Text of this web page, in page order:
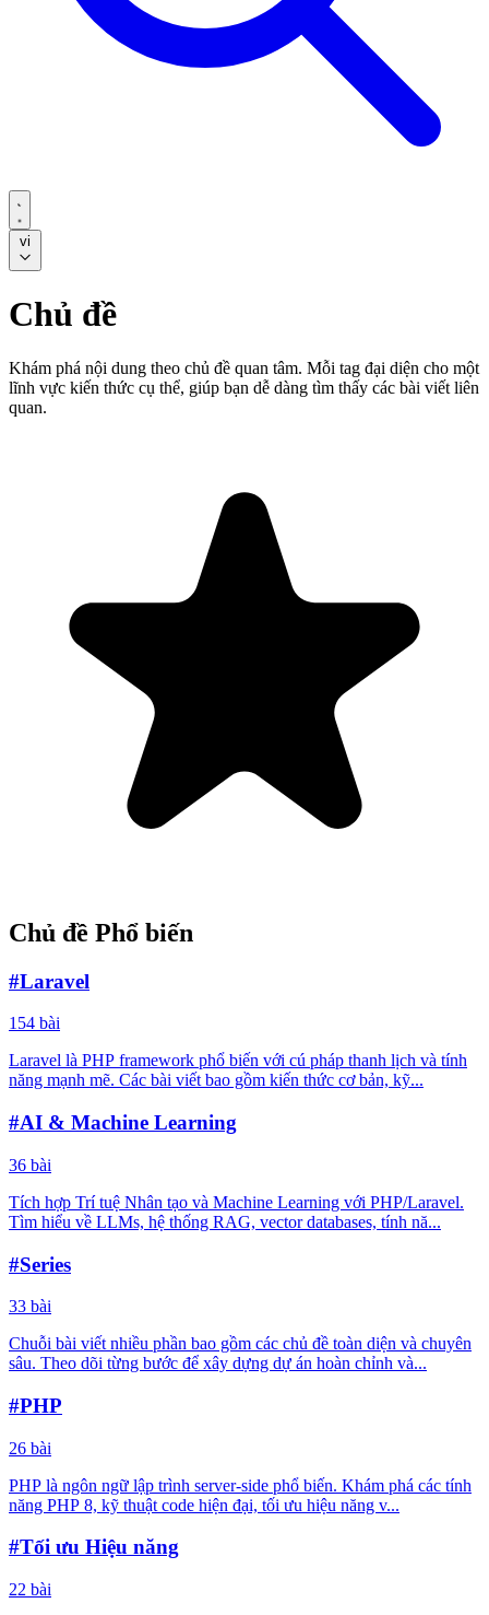
vi
Chủ đề
Khám phá nội dung theo chủ đề quan tâm. Mỗi tag đại diện cho một
lĩnh vực kiến thức cụ thể, giúp bạn dễ dàng tìm thấy các bài viết liên
quan.
Chủ đề Phổ biến
#Laravel
154 bài
Laravel là PHP framework phổ biến với cú pháp thanh lịch và tính
năng mạnh mẽ. Các bài viết bao gồm kiến thức cơ bản, kỹ...
#AI & Machine Learning
36 bài
Tích hợp Trí tuệ Nhân tạo và Machine Learning với PHP/Laravel.
Tìm hiểu về LLMs, hệ thống RAG, vector databases, tính nă...
#Series
33 bài
Chuỗi bài viết nhiều phần bao gồm các chủ đề toàn diện và chuyên
sâu. Theo dõi từng bước để xây dựng dự án hoàn chỉnh và...
#PHP
26 bài
PHP là ngôn ngữ lập trình server-side phổ biến. Khám phá các tính
năng PHP 8, kỹ thuật code hiện đại, tối ưu hiệu năng v...
#Tối ưu Hiệu năng
22 bài